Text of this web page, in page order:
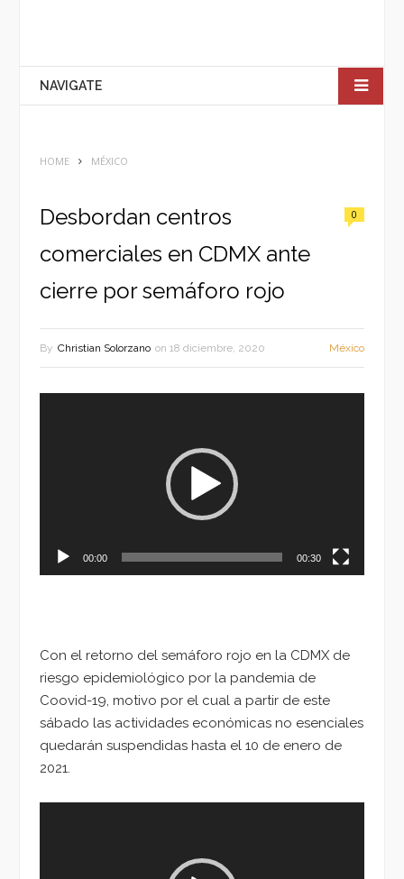
NAVIGATE
HOME MÉXICO
Desbordan centros
comerciales en CDMX ante
cierre por semáforo rojo
0
By Christian Solorzano on 18 diciembre, 2020 México
00:00 00:30
Con el retorno del semáforo rojo en la CDMX de
riesgo epidemiológico por la pandemia de
Coovid-19, motivo por el cual a partir de este
sábado las actividades económicas no esenciales
quedarán suspendidas hasta el 10 de enero de
2021.